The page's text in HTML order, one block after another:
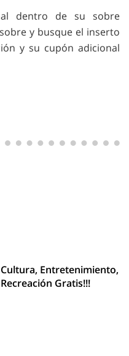
dentro de su sobre
y busque el inserto
y su cupón adicional
Cultura, Entretenimiento,
Recreación Gratis!!!